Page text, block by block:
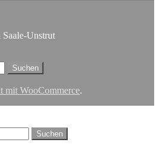
Saale-Unstrut
mit WooCommerce.
Suchen